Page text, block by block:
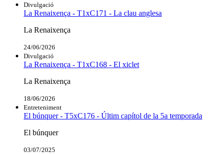
Divulgació
La Renaixença - T1xC171 - La clau anglesa
La Renaixença
24/06/2026
Divulgació
La Renaixença - T1xC168 - El xiclet
La Renaixença
18/06/2026
Entreteniment
El búnquer - T5xC176 - Últim capítol de la 5a temporada
El búnquer
03/07/2025